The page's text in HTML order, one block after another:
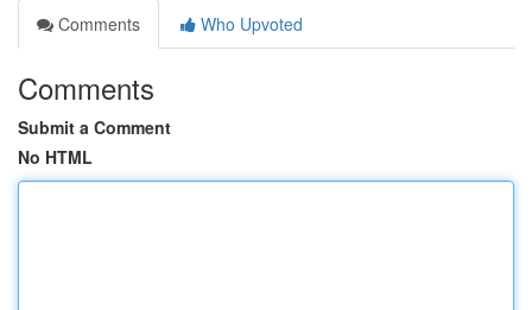
Comments
Who Upvoted
Comments
Submit a Comment
No HTML